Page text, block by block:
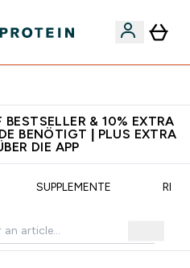
& 10% EXTRA
BENÖTIGT | PLUS EXTRA
DIE APP
SUPPLEMENTE